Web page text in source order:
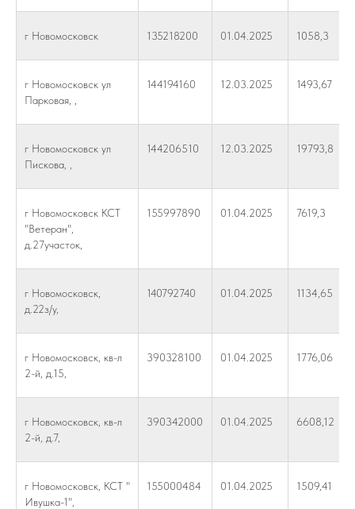
г Новомосковск 135218200 01.04.2025 1058,3
г Новомосковск ул
Парковая, ,
144194160 12.03.2025 1493,67
г Новомосковск ул
Пискова, ,
144206510 12.03.2025 19793,8
г Новомосковск КСТ
"Ветеран",
д.27участок,
155997890 01.04.2025 7619,3
г Новомосковск,
д.22з/у,
140792740 01.04.2025 1134,65
г Новомосковск, кв-л
2-й, д.15,
390328100 01.04.2025 1776,06
г Новомосковск, кв-л
2-й, д.7,
390342000 01.04.2025 6608,12
г Новомосковск, КСТ "
Ивушка-1",
155000484 01.04.2025 1509,41